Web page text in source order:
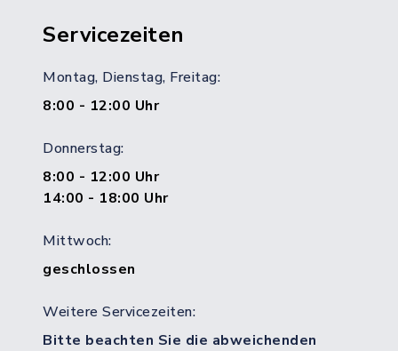
Servicezeiten
Montag, Dienstag, Freitag:
8:00 - 12:00 Uhr
Donnerstag:
8:00 - 12:00 Uhr
14:00 - 18:00 Uhr
Mittwoch:
geschlossen
Weitere Servicezeiten:
Bitte beachten Sie die abweichenden